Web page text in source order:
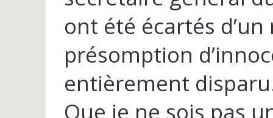
ont été écartés
présomption
entièrement
Que je ne sois pas